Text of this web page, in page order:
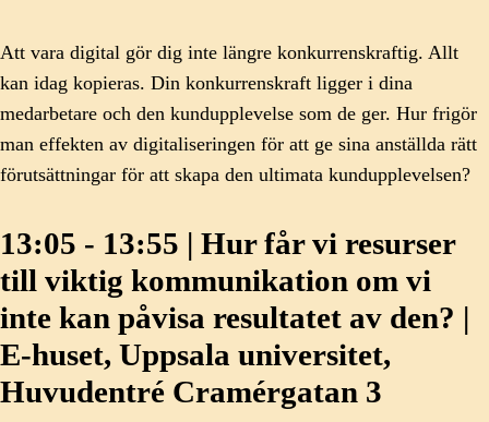
Att vara digital gör dig inte längre konkurrenskraftig. Allt
kan idag kopieras. Din konkurrenskraft ligger i dina
medarbetare och den kundupplevelse som de ger. Hur frigör
man effekten av digitaliseringen för att ge sina anställda rätt
förutsättningar för att skapa den ultimata kundupplevelsen?
13:05 - 13:55 | Hur får vi resurser
till viktig kommunikation om vi
inte kan påvisa resultatet av den? |
E-huset, Uppsala universitet,
Huvudentré Cramérgatan 3